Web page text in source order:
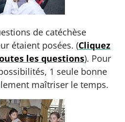
de catéchèse
étaient posées. (Cliquez
les questions). Pour
1 seule bonne
maîtriser le temps.